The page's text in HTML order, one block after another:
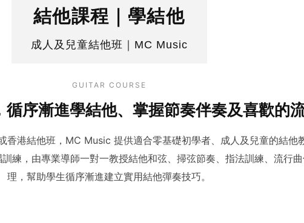
結他課程｜學結他
成人及兒童結他班｜MC Music
GUITAR COURSE
循序漸進學結他、掌握節奏伴奏及喜歡的
香港結他班，MC Music 提供適合零基礎初學者、成人及兒童的結他
練，由專業導師一對一教授結他和弦、掃弦節奏、指法訓練、流行
理，幫助學生循序漸進建立實用結他彈奏技巧。